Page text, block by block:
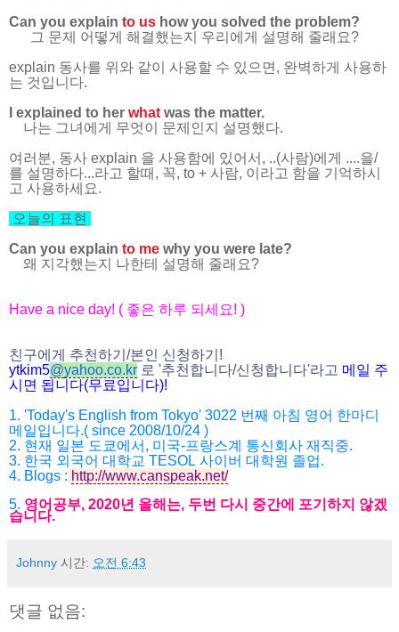
Can you explain to us how you solved the problem?
그 문제 어떻게 해결했는지 우리에게 설명해 줄래요?
explain 동사를 위와 같이 사용할 수 있으면, 완벽하게 사용하
는 것입니다.
I explained to her what was the matter.
나는 그녀에게 무엇이 문제인지 설명했다.
여러분, 동사 explain 을 사용함에 있어서, ..(사람)에게 ....을/
를 설명하다...라고 할때, 꼭, to + 사람, 이라고 함을 기억하시
고 사용하세요.
오늘의 표현
Can you explain to me why you were late?
왜 지각했는지 나한테 설명해 줄래요?
Have a nice day! ( 좋은 하루 되세요! )
친구에게 추천하기 /본인 신청하기 !
ytkim5@yahoo.co.kr 로 '추천합니다/신청합니다'라고 메일 주
시면 됩니다(무료입니다)!
1. 'Today's English from Tokyo' 3022 번째 아침 영어 한마디
메일입니다.( since 2008/10/24 )
2. 현재 일본 도쿄에서 , 미국-프랑스계 통신회사 재직중.
3. 한국 외국어 대학교 TESOL 사이버 대학원 졸업.
4. Blogs : http://www.canspeak.net/
5. 영어공부, 2020년 올해는, 두번 다시 중간에 포기하지 않겠
습니다.
Johnny 시간: 오전 6:43
댓글 없음: